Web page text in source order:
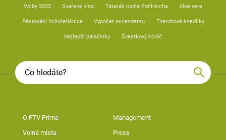
Volby 2025 Svařené víno Tatarák podle Pohlreicha Aloe vera
Pěstování lichořeřišnice Výpočet ascendentu Tvarohové knedlíky
Nejlepší palačinky Švestkový koláč
O FTV Prima Management
Volná místa Press